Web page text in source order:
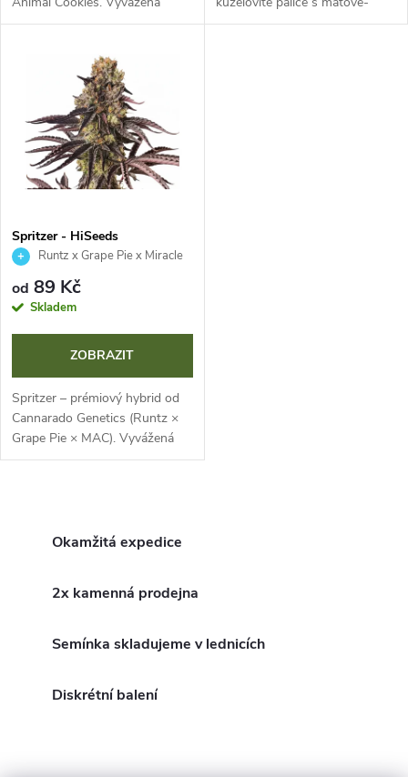
ů
u
ů
genetika s vysokým výnosem a
závině, karamelu a pečivu.
zelenými a fialovými odstíny,
Spritzer - HiSeeds
Runtz x Grape Pie x Miracle
Alien Cookies
od 89 Kč
Skladem
ZOBRAZIT
Spritzer – prémiový hybrid od
Cannarado Genetics (Runtz ×
Grape Pie × MAC). Vyvážená
genetika, oslnivé fialové palice a
í
Okamžitá expedice
2x kamenná prodejna
Semínka skladujeme v lednicích
Diskrétní balení